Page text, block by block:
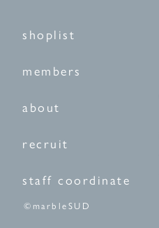
shoplist
members
about
recruit
staff coordinate
©marbleSUD